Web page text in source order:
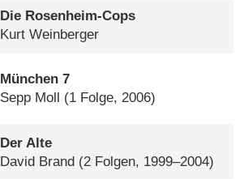
Die Rosenheim-Cops
Kurt Weinberger
München 7
Sepp Moll
(1 Folge, 2006)
Der Alte
David Brand (2 Folgen, 1999–2004)